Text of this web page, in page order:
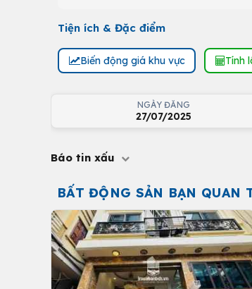
Tiện ích & Đặc điểm
Biến động giá khu vực Tính
NGÀY ĐĂNG
27/07/2025
Báo tin xấu
BẤT ĐỘNG SẢN BẠN QUAN